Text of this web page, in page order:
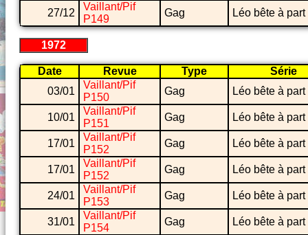
27/12
Vaillant/Pif
P149
Gag Léo bête à part
1972
Date Revue Type
Série
03/01
Vaillant/Pif
P150
Gag Léo bête à part
10/01
Vaillant/Pif
P151
Gag Léo bête à part
17/01
Vaillant/Pif
P152
Gag Léo bête à part
17/01
Vaillant/Pif
P152
Gag Léo bête à part
24/01
Vaillant/Pif
P153
Gag Léo bête à part
31/01
Vaillant/Pif
P154
Gag Léo bête à part